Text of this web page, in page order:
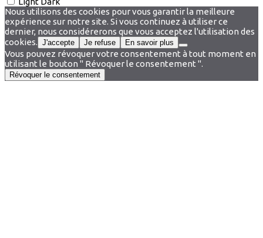
Nous utilisons des cookies pour vous garantir la meilleure
expérience sur notre site. Si vous continuez à utiliser ce
dernier, nous considérerons que vous acceptez l'utilisation des
cookies. J'accepte Je refuse En savoir plus
Vous pouvez révoquer votre consentement à tout moment en
utilisant le bouton " Révoquer le consentement ".
Révoquer le consentement